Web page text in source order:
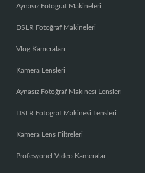
Aynasız Fotoğraf Makineleri
DSLR Fotoğraf Makineleri
Vlog Kameraları
Kamera Lensleri
Aynasız Fotoğraf Makinesi Lensleri
DSLR Fotoğraf Makinesi Lensleri
Kamera Lens Filtreleri
Profesyonel Video Kameralar